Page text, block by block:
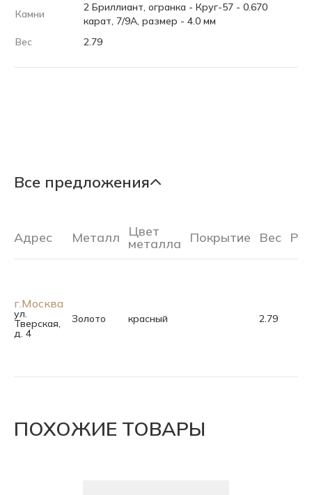
Камни
2 Бриллиант, огранка - Круг-57 - 0.670
карат, 7/9А, размер - 4.0 мм
Вес
2.79
Все предложения
Адрес Металл Цвет
металла Покрытие Вес
г.Москва
ул.
Тверская,
д. 4
Золото красный 2.79
ПОХОЖИЕ ТОВАРЫ